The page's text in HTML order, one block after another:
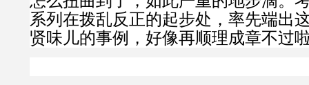
系列在拨乱反正的起步处，率先端出
贤味儿的事例，好像再顺理成章不过